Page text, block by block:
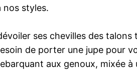
styles.
ses chevilles des
de porter une jupe pour
aux genoux, mixée